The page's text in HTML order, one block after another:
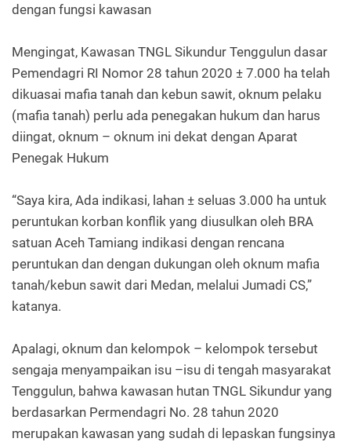
dengan fungsi kawasan
Mengingat, Kawasan TNGL Sikundur Tenggulun dasar
Pemendagri RI Nomor 28 tahun 2020 ± 7.000 ha telah
dikuasai mafia tanah dan kebun sawit, oknum pelaku
(mafia tanah) perlu ada penegakan hukum dan harus
diingat, oknum – oknum ini dekat dengan Aparat
Penegak Hukum
“Saya kira, Ada indikasi, lahan ± seluas 3.000 ha untuk
peruntukan korban konflik yang diusulkan oleh BRA
satuan Aceh Tamiang indikasi dengan rencana
peruntukan dan dengan dukungan oleh oknum mafia
tanah/kebun sawit dari Medan, melalui Jumadi CS,”
katanya.
Apalagi, oknum dan kelompok – kelompok tersebut
sengaja menyampaikan isu –isu di tengah masyarakat
Tenggulun, bahwa kawasan hutan TNGL Sikundur yang
berdasarkan Permendagri No. 28 tahun 2020
merupakan kawasan yang sudah di lepaskan fungsinya